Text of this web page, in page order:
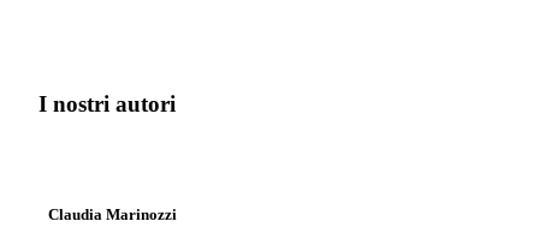
I nostri autori
Claudia Marinozzi